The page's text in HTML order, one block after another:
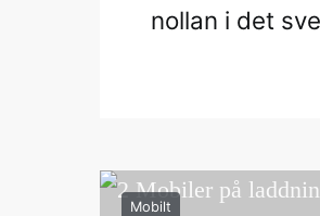
nollan i det
Mobilt